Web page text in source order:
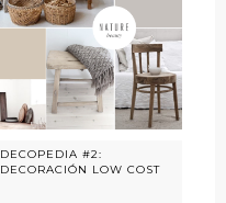
DECOPEDIA #2:
DECORACIÓN LOW COST